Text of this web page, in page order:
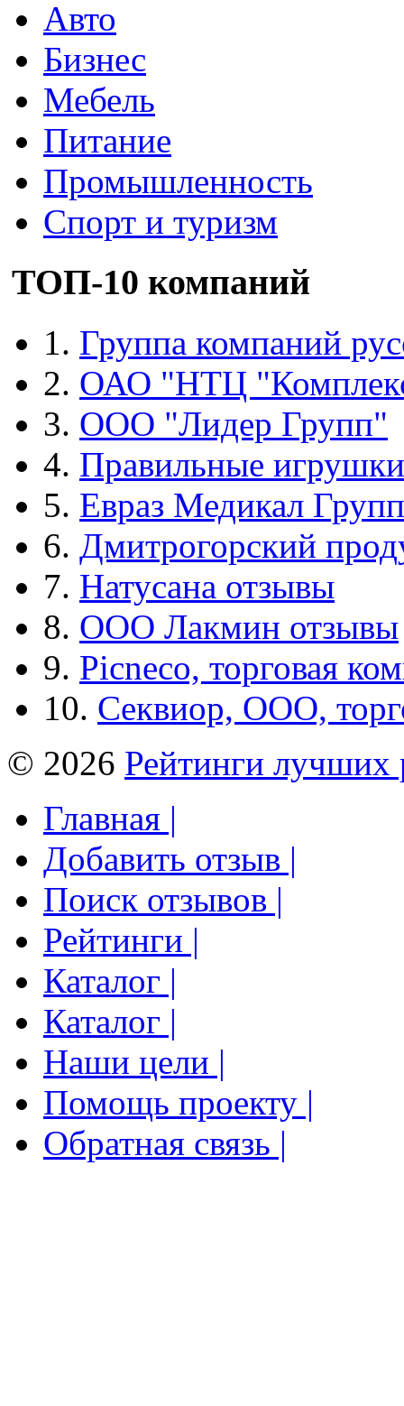
Авто
Бизнес
Мебель
Питание
Промышленность
Спорт и туризм
ТОП-10 компаний
1. Группа компаний
2. ОАО "НТЦ
3. ООО "Лидер Групп"
4. Правильные игрушки
5. Евраз Медикал Групп
6. Дмитрогорский
7. Натусана отзывы
8. ООО Лакмин отзывы
9. Picneco, торговая
10. Секвиор, ООО,
© 2026 Рейтинги лучших
Главная |
Добавить отзыв |
Поиск отзывов |
Рейтинги |
Каталог |
Каталог |
Наши цели |
Помощь проекту |
Обратная связь |